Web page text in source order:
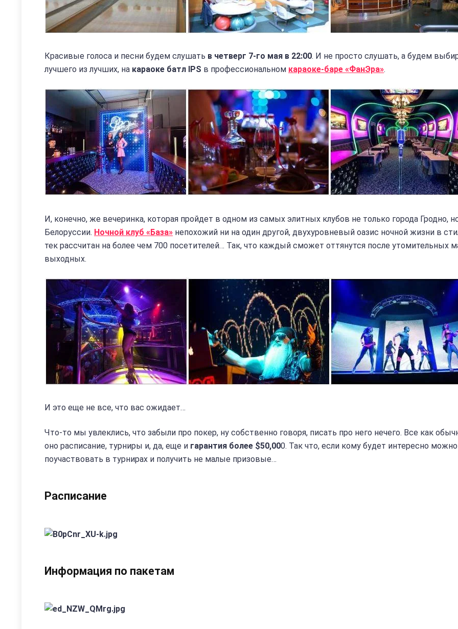
Красивые голоса и песни будем слушать в четверг 7-го мая в 22:00. И не просто слушать, а будем
лучшего из лучших, на караоке батл IPS в профессиональном караоке-баре «ФанЭра».
И, конечно, же вечеринка, которая пройдет в одном из самых элитных клубов не только города Гродно,
Белоруссии. Ночной клуб «База» непохожий ни на один другой, двухуровневый оазис ночной жизни в
тек рассчитан на более чем 700 посетителей… Так, что каждый сможет оттянутся после утомительных
выходных.
И это еще не все, что вас ожидает…
Что-то мы увлеклись, что забыли про покер, ну собственно говоря, писать про него нечего. Все как
оно расписание, турниры и, да, еще и гарантия более $50,000. Так что, если кому будет интересно можно
поучаствовать в турнирах и получить не малые призовые…
Расписание
Информация по пакетам